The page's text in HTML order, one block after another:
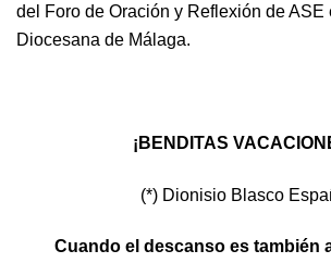
del Foro de Oración y Reflexión de ASE
Diocesana de Málaga.
¡BENDITAS
(*) Dionisio Blasco
Cuando el descanso es también